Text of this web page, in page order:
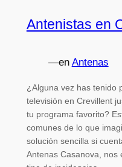
Antenistas en
—en Antenas
¿Alguna vez has tenido
televisión en Crevillent
tu programa favorito?
comunes de lo que
solución sencilla si
Antenas Casanova, nos